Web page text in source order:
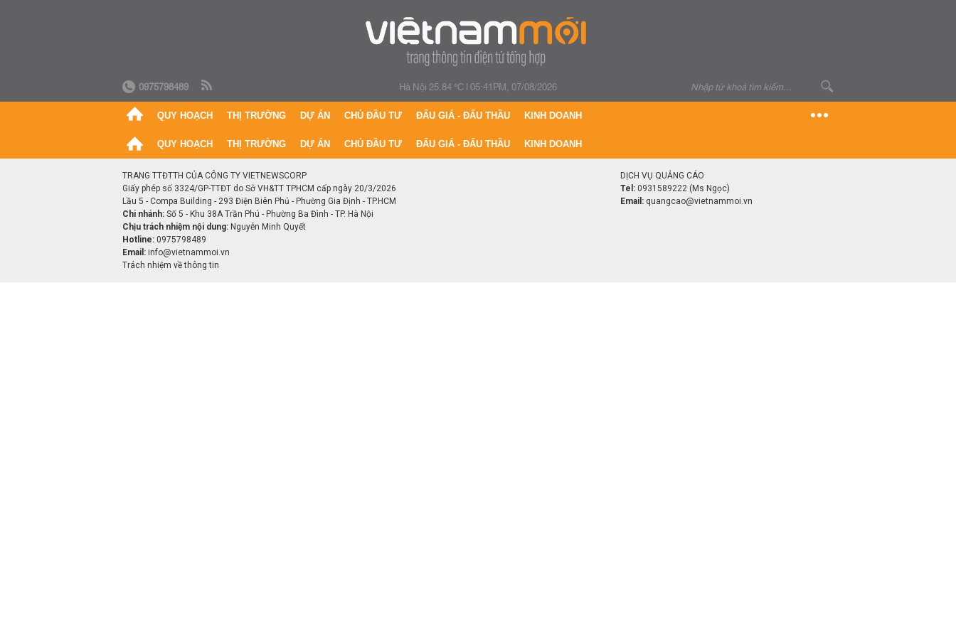
0975798489 Hà Nội 25.84 °C|05:41PM, 07/08/2026
QUY HOẠCH THỊ TRƯỜNG DỰ ÁN CHỦ ĐẦU TƯ ĐẤU GIÁ - ĐẤU THẦU KINH DOANH
QUY HOẠCH THỊ TRƯỜNG DỰ ÁN CHỦ ĐẦU TƯ ĐẤU GIÁ - ĐẤU THẦU KINH DOANH
TRANG TTĐTTH CỦA CÔNG TY VIETNEWSCORP
Giấy phép số 3324/GP-TTĐT do Sở VH&TT TPHCM cấp ngày 20/3/2026
Lầu 5 - Compa Building - 293 Điện Biên Phủ - Phường Gia Định - TP.HCM
Chi nhánh: Số 5 - Khu 38A Trần Phú - Phường Ba Đình - TP. Hà Nội
Chịu trách nhiệm nội dung: Nguyễn Minh Quyết
Hotline: 0975798489
Email: info@vietnammoi.vn
Trách nhiệm về thông tin
DỊCH VỤ QUẢNG CÁO
Tel: 0931589222 (Ms Ngọc)
Email: quangcao@vietnammoi.vn